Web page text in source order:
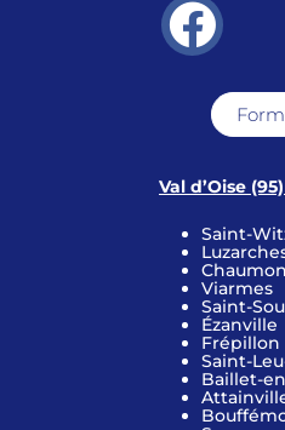
Val d’Oise
Saint-
Viarmes
Saint-
Ézanville
Frépillon
Saint-
Baillet-